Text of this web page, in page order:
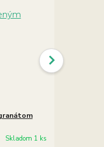
Skladom 1 ks